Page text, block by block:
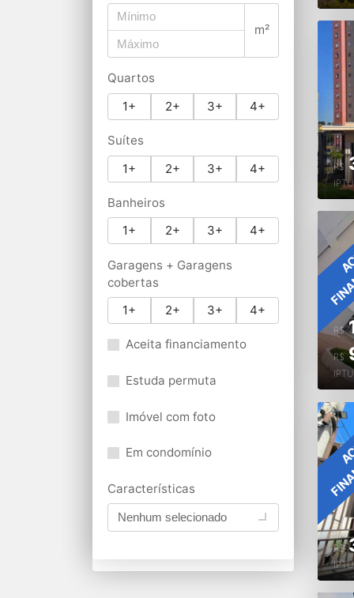
m²
Quartos
1+
2+ 3+ 4+
Suítes
1+
2+ 3+ 4+
Banheiros
1+
2+ 3+ 4+
Garagens + Garagens
cobertas
1+
2+ 3+ 4+
Aceita financiamento
Estuda permuta
Imóvel com foto
Em condomínio
Características
Nenhum selecionado
R$
R$
R$
IPTU
R$